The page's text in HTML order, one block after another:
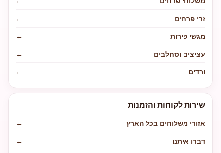
זרי פרחים
←
מגשי פירות
←
עציצים וסחלבים
←
ורדים
←
שירות לקוחות והזמנות
אזורי משלוחים בכל הארץ
←
דברו איתנו
←